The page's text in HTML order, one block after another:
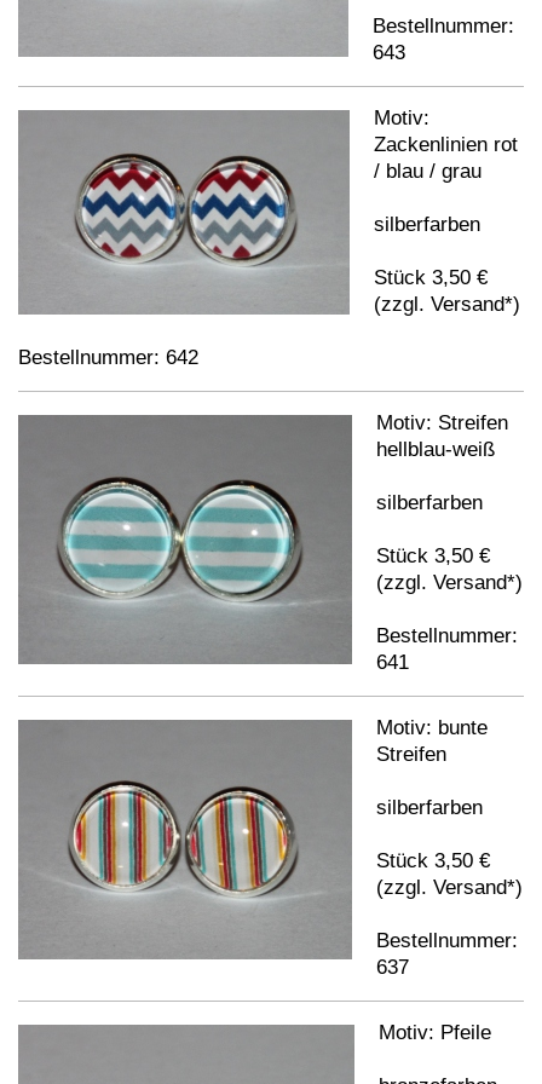
Bestellnummer:
643
Motiv:
Zackenlinien rot
/ blau / grau
silberfarben
Stück 3,50 €
(zzgl. Versand*)
Bestellnummer: 642
Motiv: Streifen
hellblau-weiß
silberfarben
Stück 3,50 €
(zzgl. Versand*)
Bestellnummer:
641
Motiv: bunte
Streifen
silberfarben
Stück 3,50 €
(zzgl. Versand*)
Bestellnummer:
637
Motiv: Pfeile